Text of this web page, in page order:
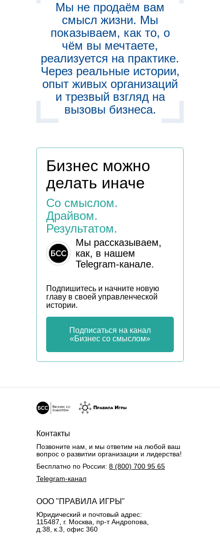
Мы не продаём вам
смысл жизни. Мы
показываем, как то, о
чём вы мечтаете,
реализуется на практике.
Через реальные истории,
опыт живых организаций
и трезвый взгляд на
вызовы бизнеса.
Подписаться на канал
«Бизнес со смыслом»
Бизнес можно
делать иначе
Мы рассказываем,
как, в нашем
Telegram-канале.
Подпишитесь и начните новую
главу в своей управленческой
истории.
Со смыслом.
Драйвом.
Результатом.
ООО "ПРАВИЛА ИГРЫ"
Юридический и почтовый адрес:
115487, г. Москва, пр-т Андропова,
д.38, к.3, офис 360
Бесплатно по России: 8 (800) 700 95 65
Telegram-канал
Контакты
Позвоните нам, и мы ответим на любой ваш
вопрос о развитии организации и лидерства!